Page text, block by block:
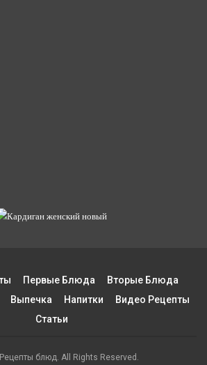
Первые Блюда
Вторые Блюда
Выпечка Напитки
Видео Рецепты
Статьи
блюд. All Rights Reserved.